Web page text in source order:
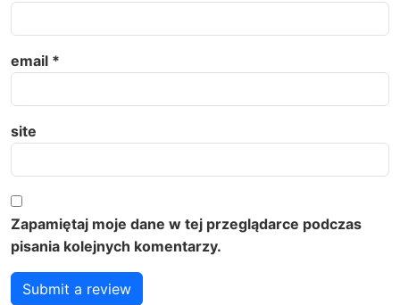
email *
site
Zapamiętaj moje dane w tej przeglądarce podczas
pisania kolejnych komentarzy.
Submit a review